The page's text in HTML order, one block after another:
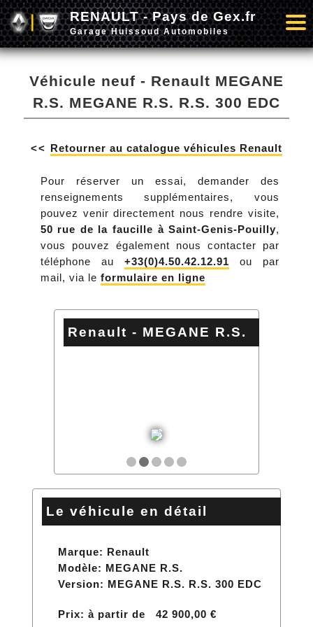
RENAULT - Pays de Gex.fr
Garage Huissoud Automobiles
Véhicule neuf - Renault MEGANE
R.S. MEGANE R.S. R.S. 300 EDC
<< Retourner au catalogue véhicules Renault
Pour réserver un essai, demander des
renseignements supplémentaires, vous
pouvez venir directement nous rendre visite,
50 rue de la faucille à Saint-Genis-Pouilly,
vous pouvez également nous contacter par
téléphone au +33(0)4.50.42.12.91 ou par
mail, via le formulaire en ligne
Renault - MEGANE R.S.
Le véhicule en détail
Marque: Renault
Modèle: MEGANE R.S.
Version: MEGANE R.S. R.S. 300 EDC
Prix: à partir de 42 900,00 €